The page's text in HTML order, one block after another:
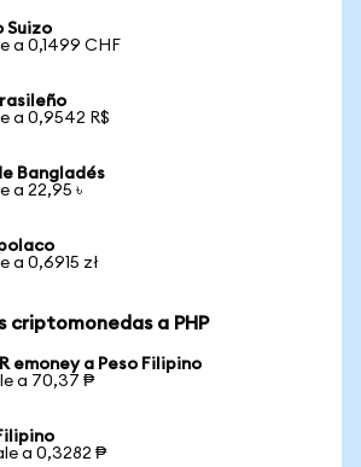
Suizo
a 0,1499 CHF
a 0,9542 R$
Bangladés
a 22,95 ৳
a 0,6915 zł
a PHP
emoney a Peso Filipino
a 70,37 ₱
a 0,3282 ₱